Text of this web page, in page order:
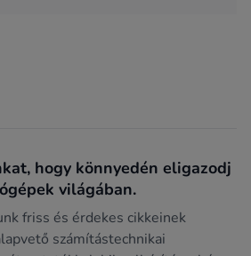
hogy könnyedén eligazodj
világában.
friss és érdekes cikkeinek
számítástechnikai